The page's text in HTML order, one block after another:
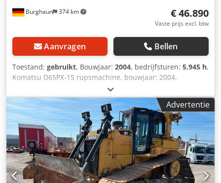
Burghaun 374 km € 46.890
Vaste prijs excl. btw
Aanvragen Bellen
Toestand: gebruikt, Bouwjaar: 2004, bedrijfsturen: 5.945 h,
Komatsu D65PX-15 rupsmachine, bouwjaar: 2004,
bedrijfsuren: 5.945u, onderstel: 30%, motor: Komatsu
[155kW/207pk], ripperklep, direct inzetbaar! Op verzoek
kunnen wij u een lease- of financieringsaanbieding doen.
Dhr. Mihm (Tel. ) helpt u graag verder. Meer informatie
vindt u op onze website. Wijzigingen en tussentijdse
verkoop voorbehouden! = Verdere informatie =
Aandrijving: rups Voor meer informatie kunt u contact
opnemen met Tobias Ebert. Dksdpoy Ivrxefx Agdor
Advertentie